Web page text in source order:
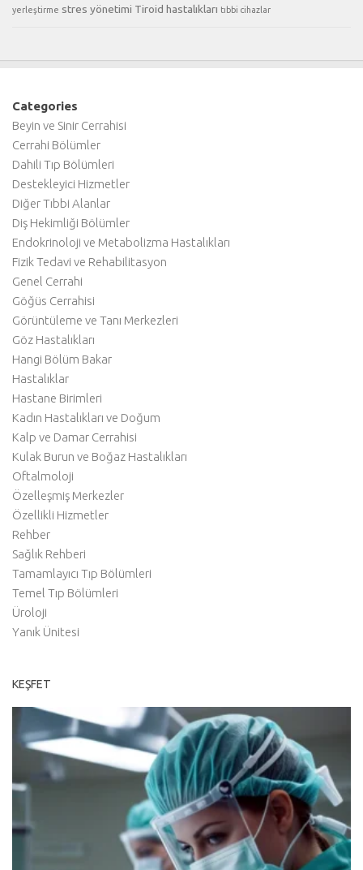
yerleştirme stres yönetimi Tiroid hastalıkları tıbbi cihazlar
Categories
Beyin ve Sinir Cerrahisi
Cerrahi Bölümler
Dahili Tıp Bölümleri
Destekleyici Hizmetler
Diğer Tıbbi Alanlar
Diş Hekimliği Bölümler
Endokrinoloji ve Metabolizma Hastalıkları
Fizik Tedavi ve Rehabilitasyon
Genel Cerrahi
Göğüs Cerrahisi
Görüntüleme ve Tanı Merkezleri
Göz Hastalıkları
Hangi Bölüm Bakar
Hastalıklar
Hastane Birimleri
Kadın Hastalıkları ve Doğum
Kalp ve Damar Cerrahisi
Kulak Burun ve Boğaz Hastalıkları
Oftalmoloji
Özelleşmiş Merkezler
Özellikli Hizmetler
Rehber
Sağlık Rehberi
Tamamlayıcı Tıp Bölümleri
Temel Tıp Bölümleri
Üroloji
Yanık Ünitesi
KEŞFET